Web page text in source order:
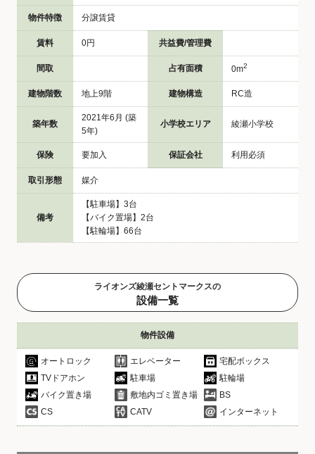
物件特徴 分譲賃貸
賃料 0円 共益費/管理費
間取 占有面積 0m2
建物階数 地上9階 建物構造 RC造
築年数
2021年6月 (築
5年)
小学校エリア 綾瀬小学校
保険 要加入 保証会社 利用必須
取引形態 媒介
備考
【駐車場】3台
【バイク置場】2台
【駐輪場】66台
ライオンズ綾瀬セントマークスの
設備一覧
物件設備
オートロック エレベーター
宅配ボックス
TVドアホン
駐車場
駐輪場
バイク置き場
敷地内ゴミ置き場
BS
CS
CATV インターネット